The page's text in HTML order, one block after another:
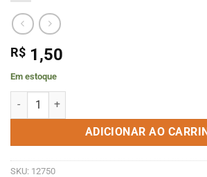
R$ 1,50
Em estoque
Bucha Redução Soldável 32X25mm Curta
ADICIONAR AO
SKU: 12750